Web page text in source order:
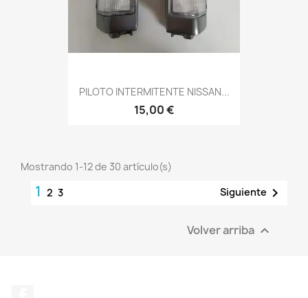
PILOTO INTERMITENTE NISSAN...
15,00 €
Mostrando 1-12 de 30 artículo(s)
1 2 3 Siguiente 
Volver arriba 